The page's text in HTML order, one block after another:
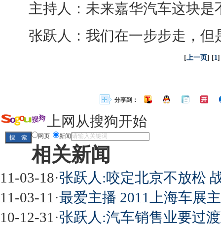
主持人：未来嘉华汽车这块是
张跃人：我们在一步步走，但
[上一页] [1]
分享到：
上网从搜狗开始
网页 新闻
相关新闻
11-03-18·张跃人:咬定北京不放松
11-03-11 ·最爱主播 2011上海车展
10-12-31 ·张跃人:汽车销售业要过